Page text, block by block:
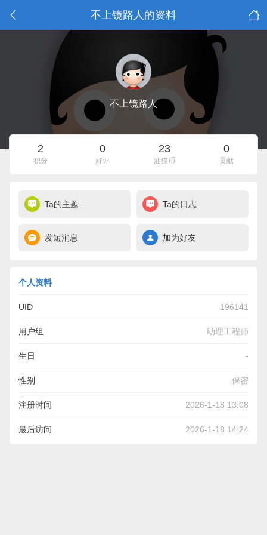
不上镜路人的资料
不上镜路人
2
积分
0
好评
23
油猫币
0
贡献
Ta的主题 Ta的日志
发短消息 加为好友
个人资料
UID 196141
用户组 助理工程师
生日 -
性别 保密
注册时间 2026-1-18 13:08
最后访问 2026-1-18 14:24